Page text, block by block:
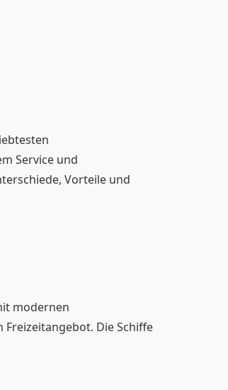
Service und
Vorteile und
modernen
Die Schiffe